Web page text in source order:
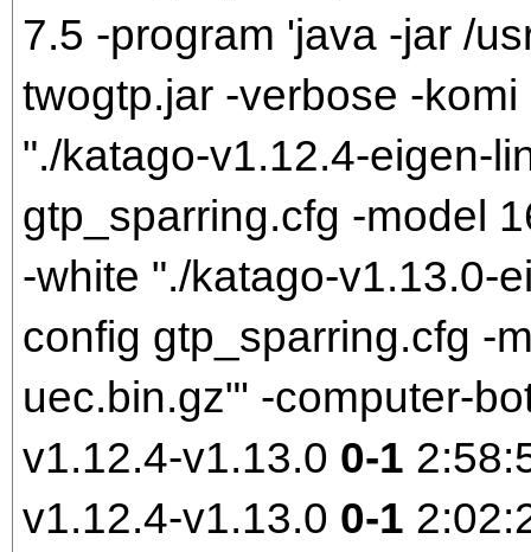
7.5 -program 'java -jar /
twogtp.jar -verbose -
"./katago-v1.12.4-eigen-
gtp_sparring.cfg -model
-white "./katago-v1.13.0-
config gtp_sparring.cfg -
uec.bin.gz"' -computer-
v1.12.4-v1.13.0 0-1
v1.12.4-v1.13.0 0-1